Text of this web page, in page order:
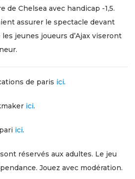
de Chelsea avec handicap -1,5.
assurer le spectacle devant
jeunes joueurs d’Ajax viseront
de paris ici.
ici.
ici.
réservés aux adultes. Le jeu
Jouez avec modération.